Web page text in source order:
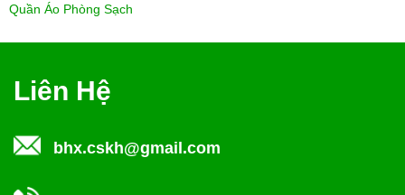
Quần Áo Phòng Sạch
Liên Hệ
bhx.cskh@gmail.com